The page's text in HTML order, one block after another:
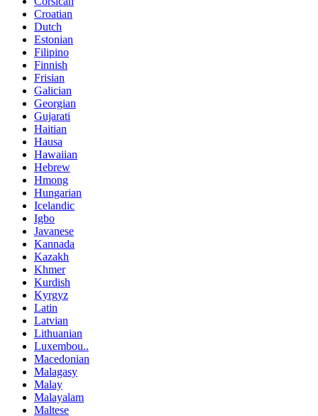
Croatian
Dutch
Estonian
Filipino
Finnish
Frisian
Galician
Georgian
Gujarati
Haitian
Hausa
Hawaiian
Hebrew
Hmong
Hungarian
Icelandic
Igbo
Javanese
Kannada
Kazakh
Khmer
Kurdish
Kyrgyz
Latin
Latvian
Lithuanian
Luxembou..
Macedonian
Malagasy
Malay
Malayalam
Maltese